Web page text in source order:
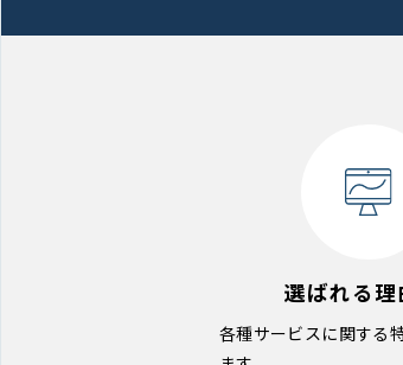
選ばれる理
各種サービスに関する